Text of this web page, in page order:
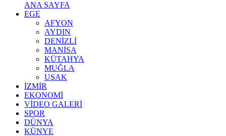
ANA SAYFA
EGE
AFYON
AYDIN
DENİZLİ
MANİSA
KÜTAHYA
MUĞLA
UŞAK
İZMİR
EKONOMİ
VİDEO GALERİ
SPOR
DÜNYA
KÜNYE